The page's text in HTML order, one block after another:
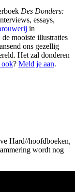
Des Donders:
essays,
in
mooiste illustraties
ons gezellig
Het zal donderen
? Meld je aan.
Hard//hoofdboeken,
wordt nog